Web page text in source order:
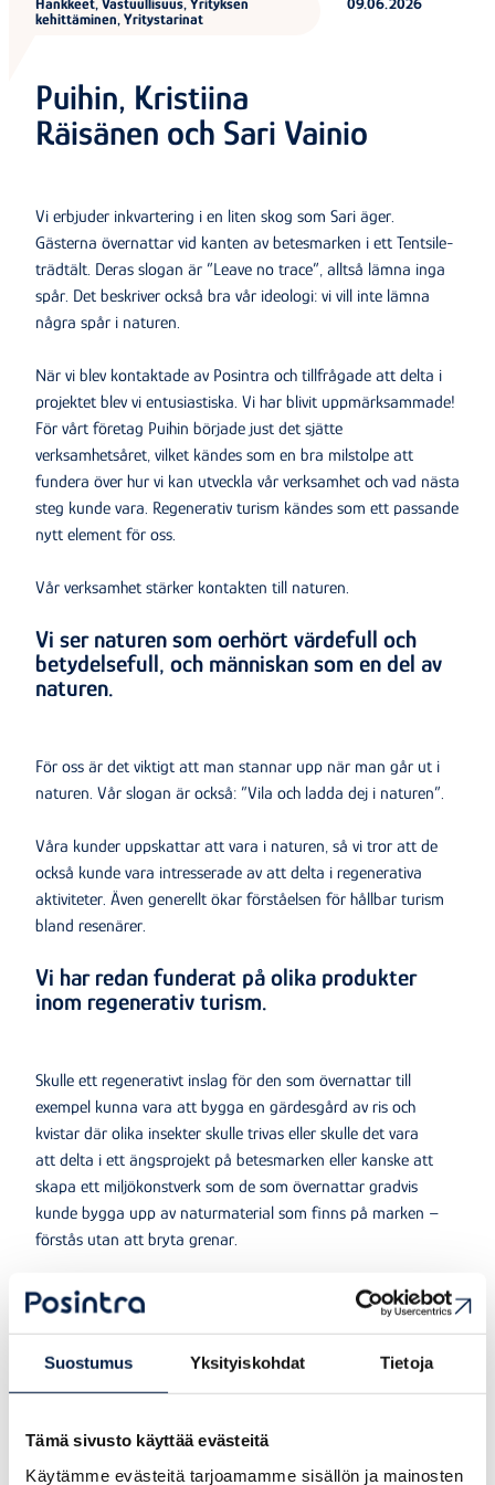
Suostumus Yksityiskohdat Tietoja
Tämä sivusto käyttää evästeitä
Käytämme evästeitä tarjoamamme sisällön ja mainosten
kehittäminen, Yritystarinat
Puihin, Kristiina
Räisänen och Sari Vainio
Vi erbjuder inkvartering i en liten skog som Sari äger.
Gästerna övernattar vid kanten av betesmarken i ett Tentsile-
trädtält. Deras slogan är ”Leave no trace”, alltså lämna inga
spår. Det beskriver också bra vår ideologi: vi vill inte lämna
några spår i naturen.
När vi blev kontaktade av Posintra och tillfrågade att delta i
projektet blev vi entusiastiska. Vi har blivit uppmärksammade!
För vårt företag Puihin började just det sjätte
verksamhetsåret, vilket kändes som en bra milstolpe att
fundera över hur vi kan utveckla vår verksamhet och vad nästa
steg kunde vara. Regenerativ turism kändes som ett passande
nytt element för oss.
Vår verksamhet stärker kontakten till naturen.
Vi ser naturen som oerhört värdefull och
betydelsefull, och människan som en del av
naturen.
För oss är det viktigt att man stannar upp när man går ut i
naturen. Vår slogan är också: ”Vila och ladda dej i naturen”.
Våra kunder uppskattar att vara i naturen, så vi tror att de
också kunde vara intresserade av att delta i regenerativa
aktiviteter. Även generellt ökar förståelsen för hållbar turism
bland resenärer.
Vi har redan funderat på olika produkter
inom regenerativ turism.
Skulle ett regenerativt inslag för den som övernattar till
exempel kunna vara att bygga en gärdesgård av ris och
kvistar där olika insekter skulle trivas eller skulle det vara
att delta i ett ängsprojekt på betesmarken eller kanske att
skapa ett miljökonstverk som de som övernattar gradvis
kunde bygga upp av naturmaterial som finns på marken –
förstås utan att bryta grenar.
Den som övernattar kunde, om hen vill, också delta i att
skyffla bort gödselhögar och fårspillning från betesmarkerna,
många idéer som helst!
andra företagare i området, med vilka vi tillsammans kan
överväga olika alternativ.